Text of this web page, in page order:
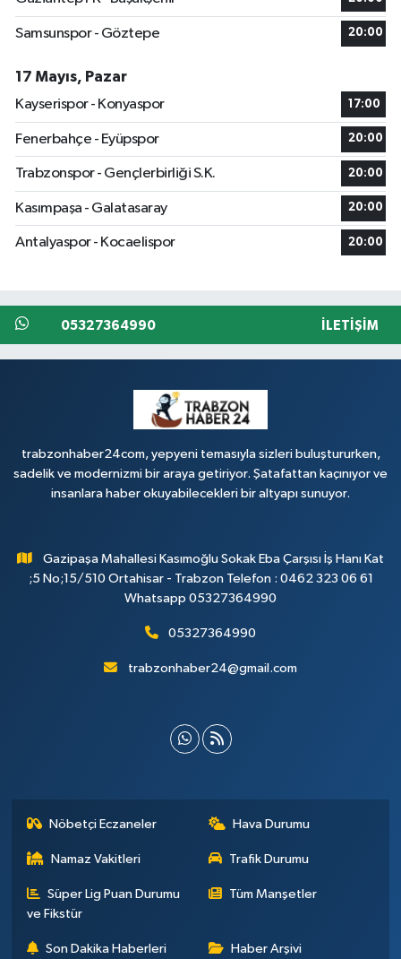
Samsunspor - Göztepe 20:00
17 Mayıs, Pazar
Kayserispor - Konyaspor
17:00
Fenerbahçe - Eyüpspor 20:00
Trabzonspor - Gençlerbirliği S.K. 20:00
Kasımpaşa - Galatasaray 20:00
Antalyaspor - Kocaelispor 20:00
05327364990 İLETIŞIM
trabzonhaber24com, yepyeni temasıyla sizleri buluştururken,
sadelik ve modernizmi bir araya getiriyor. Şatafattan kaçınıyor ve
insanlara haber okuyabilecekleri bir altyapı sunuyor.
Gazipaşa Mahallesi Kasımoğlu Sokak Eba Çarşısı İş Hanı Kat
;5 No;15/510 Ortahisar - Trabzon Telefon : 0462 323 06 61
Whatsapp 05327364990
05327364990
trabzonhaber24@gmail.com
Nöbetçi Eczaneler Hava Durumu
Namaz Vakitleri Trafik Durumu
Süper Lig Puan Durumu
ve Fikstür
Tüm Manşetler
Son Dakika Haberleri Haber Arşivi